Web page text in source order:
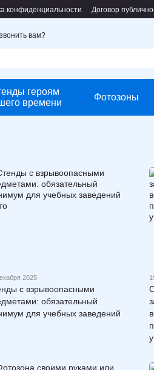
конфиденциальности Договор
вам?
героям
времени
Фотозоны
2025
с взрывоопасными
обязательный
для учебных заведений